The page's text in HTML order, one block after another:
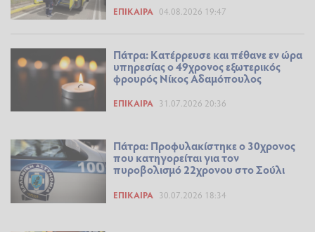
ΕΠΊΚΑΙΡΑ 04.08.2026 19:47
Πάτρα: Κατέρρευσε και πέθανε εν ώρα
υπηρεσίας ο 49χρονος εξωτερικός
φρουρός Νίκος Αδαμόπουλος
ΕΠΊΚΑΙΡΑ 31.07.2026 20:36
Πάτρα: Προφυλακίστηκε ο 30χρονος
που κατηγορείται για τον
πυροβολισμό 22χρονου στο Σούλι
ΕΠΊΚΑΙΡΑ 30.07.2026 18:34